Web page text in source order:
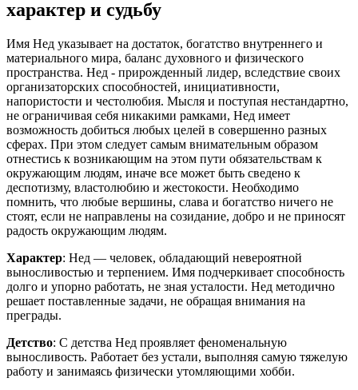
характер и судьбу
Имя Нед указывает на достаток, богатство внутреннего и
материального мира, баланс духовного и физического
пространства. Нед - прирожденный лидер, вследствие своих
организаторских способностей, инициативности,
напористости и честолюбия. Мысля и поступая нестандартно,
не ограничивая себя никакими рамками, Нед имеет
возможность добиться любых целей в совершенно разных
сферах. При этом следует самым внимательным образом
отнестись к возникающим на этом пути обязательствам к
окружающим людям, иначе все может быть сведено к
деспотизму, властолюбию и жестокости. Необходимо
помнить, что любые вершины, слава и богатство ничего не
стоят, если не направлены на созидание, добро и не приносят
радость окружающим людям.
Характер: Нед — человек, обладающий невероятной
выносливостью и терпением. Имя подчеркивает способность
долго и упорно работать, не зная усталости. Нед методично
решает поставленные задачи, не обращая внимания на
преграды.
Детство: С детства Нед проявляет феноменальную
выносливость. Работает без устали, выполняя самую тяжелую
работу и занимаясь физически утомляющими хобби.